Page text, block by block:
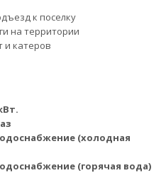
к поселку
на территории
и катеров
(холодная
(горячая вода)